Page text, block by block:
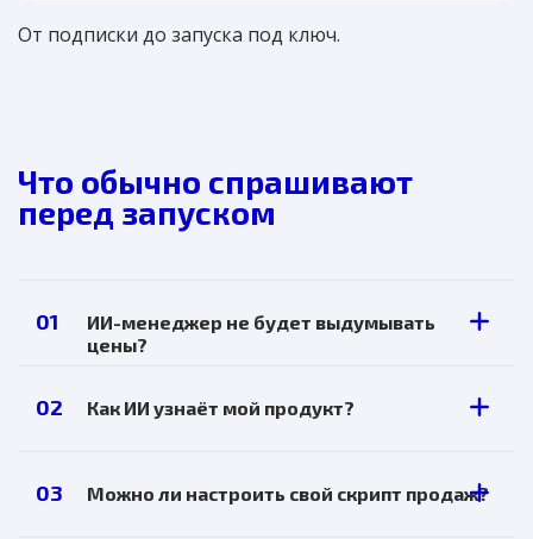
От подписки до запуска под ключ.
Что обычно спрашивают
перед запуском
01
ИИ-менеджер не будет выдумывать
цены?
Нет. ИИ отвечает только на основе
вашей базы знаний. Если нужной
этом и предлагает передать диалог
02 Как ИИ узнаёт мой продукт?
характеристики) или указываете ссылку
03 Можно ли настроить свой скрипт продаж?